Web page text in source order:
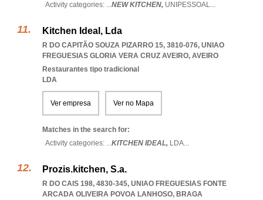
Activity categories: ...NEW KITCHEN, UNIPESSOAL...
Kitchen Ideal, Lda
R DO CAPITÃO SOUZA PIZARRO 15, 3810-076, UNIAO
FREGUESIAS GLORIA VERA CRUZ AVEIRO, AVEIRO
Restaurantes tipo tradicional
LDA
Ver empresa Ver no Mapa
Matches in the search for:
Activity categories: ...KITCHEN IDEAL, LDA...
Prozis.kitchen, S.a.
R DO CAIS 198, 4830-345, UNIAO FREGUESIAS FONTE
ARCADA OLIVEIRA POVOA LANHOSO, BRAGA